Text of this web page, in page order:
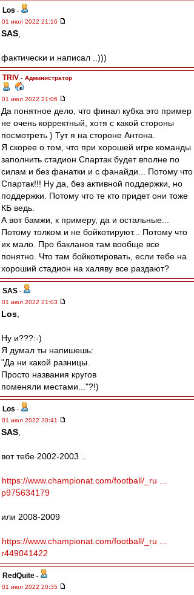
Los -
01 июл 2022 21:16
SAS
фактически и написал ..)))
TRIV - Администратор
01 июл 2022 21:06
Да понятное дело, что финал кубка это пример
не очень корректный, хотя с какой стороны
посмотреть ) Тут я на стороне Антона.
Я скорее о том, что при хорошей игре команды
заполнить стадион Спартак будет вполне по
силам и без фанатки и с фанайди... Потому что
Спартак!!! Ну да, без активной поддержки, но
поддержки. Потому что те кто придет они тоже
КБ ведь.
А вот бамжи, к примеру, да и остальные...
Потому толком и не бойкотируют... Потому что
их мало. Про бакланов там вообще все
понятно. Что там бойкотировать, если тебе на
хороший стадион на халяву все раздают?
SAS -
01 июл 2022 21:03
Los
Ну и???:-)
Я думал ты напишешь:
"Да ни какой разницы.
Просто названия кругов
поменяли местами..."?!)
Los -
01 июл 2022 20:41
SAS
вот тебе 2002-2003 ..
https://www.championat.com/football/_ru ...
p975634179
или 2008-2009
https://www.championat.com/football/_ru ...
r449041422
RedQuite -
01 июл 2022 20:35